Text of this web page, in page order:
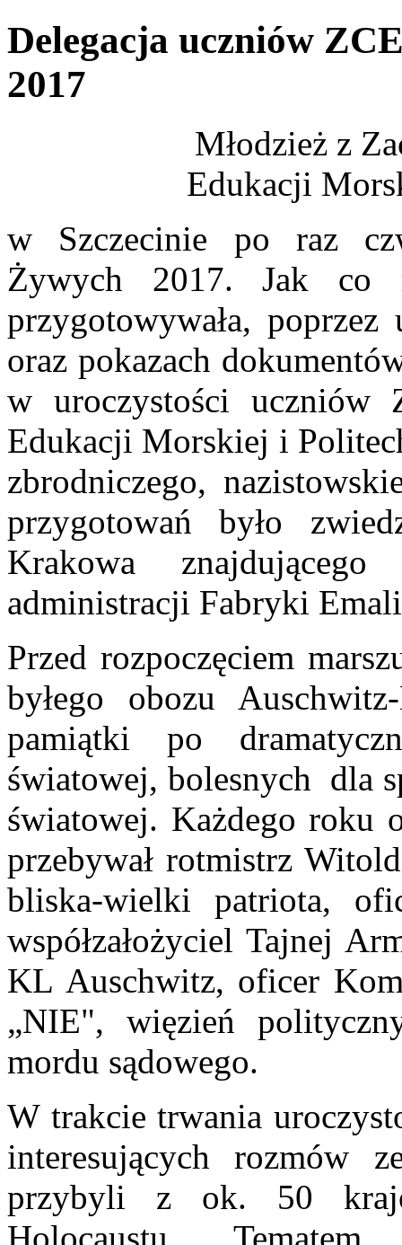
Delegacja uczniów
2017
Młodzież z
Edukacji
w Szczecinie po raz
Żywych 2017. Jak co
przygotowywała, poprzez
oraz pokazach
w uroczystości uczniów
Edukacji Morskiej i
zbrodniczego,
przygotowań było
Krakowa
administracji Fabryki
Przed rozpoczęciem
byłego obozu
pamiątki po
światowej, bolesnych dla
światowej. Każdego
przebywał rotmistrz
bliska-wielki patriota,
współzałożyciel Tajnej
KL Auschwitz, oficer
„NIE", więzień
mordu sądowego.
W trakcie trwania
interesujących rozmów
przybyli z ok. 50